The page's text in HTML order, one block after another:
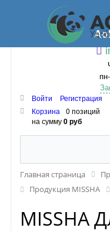
Войти
Регистрация
Корзина
0 позиций
на сумму0 руб
Главная страница
Продукция MISSHA
MISSHA